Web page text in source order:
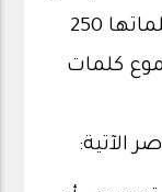
ضوء صفحة نموذجية عدد كلماتها 250
كلمات
الآتية: